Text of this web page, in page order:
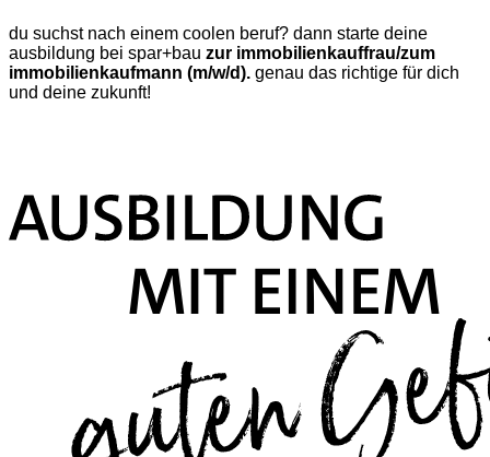
du suchst nach einem coolen beruf? dann starte deine
ausbildung bei spar+bau zur immobilienkauffrau/zum
immobilienkaufmann (m/w/d). genau das richtige für dich
und deine zukunft!